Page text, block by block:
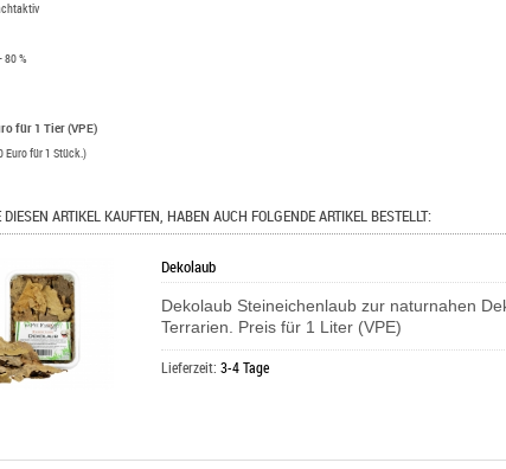
80 %
für 1 Tier (VPE)
Euro für 1 Stück.)
ARTIKEL KAUFTEN, HABEN AUCH FOLGENDE ARTIKEL BESTELLT:
Dekolaub
Dekolaub Steineichenlaub zur naturnahen
Terrarien. Preis für 1 Liter (VPE)
Lieferzeit:3-4 Tage